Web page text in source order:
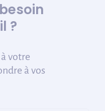
?
votre
à vos